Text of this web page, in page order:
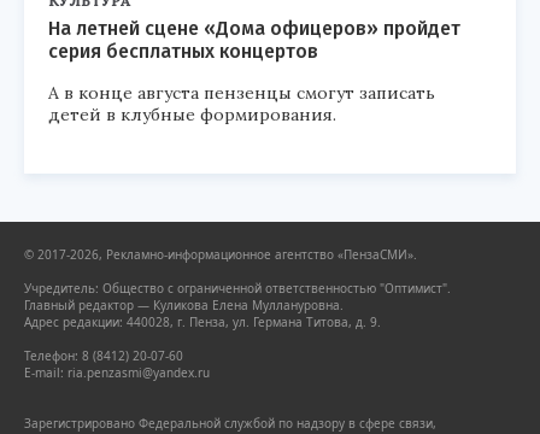
На летней сцене «Дома офицеров» пройдет
серия бесплатных концертов
А в конце августа пензенцы смогут записать
детей в клубные формирования.
© 2017-2026, Рекламно-информационное агентство «ПензаСМИ».
Учредитель: Общество с ограниченной ответственностью "Оптимист".
Главный редактор — Куликова Елена Муллануровна.
Адрес редакции: 440028, г. Пенза, ул. Германа Титова, д. 9.
Телефон: 8 (8412) 20-07-60
E-mail: ria.penzasmi@yandex.ru
Зарегистрировано Федеральной службой по надзору в сфере связи,